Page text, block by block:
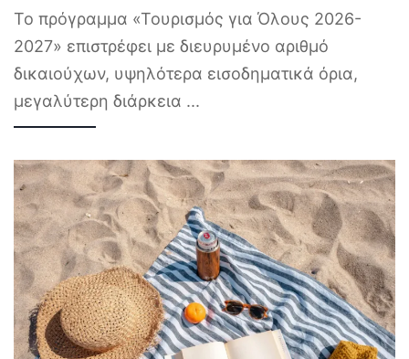
Το πρόγραμμα «Τουρισμός για Όλους 2026-
2027» επιστρέφει με διευρυμένο αριθμό
δικαιούχων, υψηλότερα εισοδηματικά όρια,
μεγαλύτερη διάρκεια ...